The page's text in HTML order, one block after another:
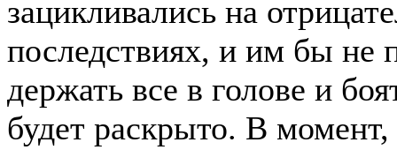
зацикливались на
последствиях, и им бы не
держать все в голове и
будет раскрыто. В момент,